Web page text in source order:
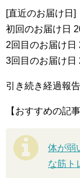
[直近のお届け日]
初回のお届け日
2回目のお届け日
3回目のお届け日
引き続き経過報
【おすすめの記
体が弱
な筋ト